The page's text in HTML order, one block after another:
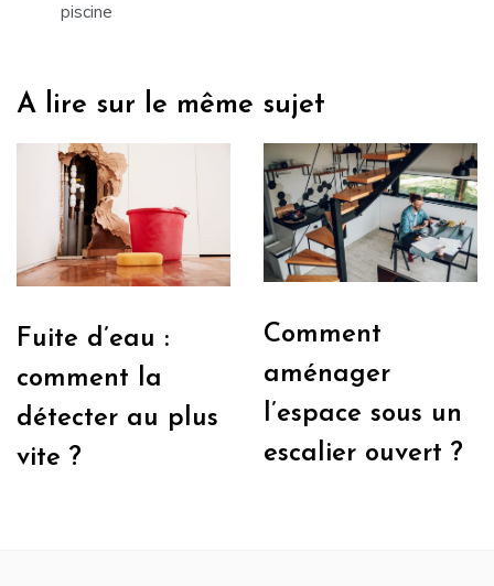
piscine
A lire sur le même sujet
Fuite d’eau :
comment la
détecter au plus
vite ?
Comment
aménager
l’espace sous un
escalier ouvert ?